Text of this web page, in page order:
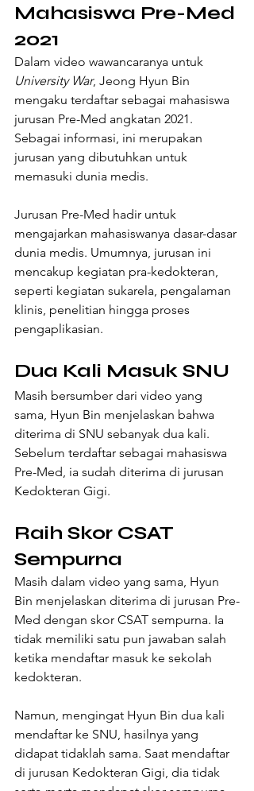
Mahasiswa Pre-Med
2021
Dalam video wawancaranya untuk
University War, Jeong Hyun Bin
mengaku terdaftar sebagai mahasiswa
jurusan Pre-Med angkatan 2021.
Sebagai informasi, ini merupakan
jurusan yang dibutuhkan untuk
memasuki dunia medis.
Jurusan Pre-Med hadir untuk
mengajarkan mahasiswanya dasar-dasar
dunia medis. Umumnya, jurusan ini
mencakup kegiatan pra-kedokteran,
seperti kegiatan sukarela, pengalaman
klinis, penelitian hingga proses
pengaplikasian.
Dua Kali Masuk SNU
Masih bersumber dari video yang
sama, Hyun Bin menjelaskan bahwa
diterima di SNU sebanyak dua kali.
Sebelum terdaftar sebagai mahasiswa
Pre-Med, ia sudah diterima di jurusan
Kedokteran Gigi.
Raih Skor CSAT
Sempurna
Masih dalam video yang sama, Hyun
Bin menjelaskan diterima di jurusan Pre-
Med dengan skor CSAT sempurna. Ia
tidak memiliki satu pun jawaban salah
ketika mendaftar masuk ke sekolah
kedokteran.
Namun, mengingat Hyun Bin dua kali
mendaftar ke SNU, hasilnya yang
didapat tidaklah sama. Saat mendaftar
di jurusan Kedokteran Gigi, dia tidak